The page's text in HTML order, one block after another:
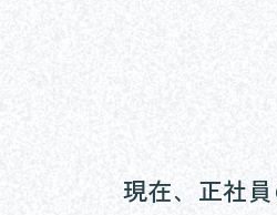
現在、正社